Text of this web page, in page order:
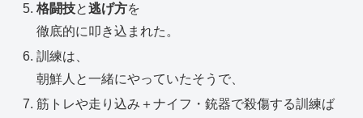
格闘技と逃げ方を
徹底的に叩き込まれた。
訓練は、
朝鮮人と一緒にやっていたそうで、
筋トレや走り込み＋ナイフ・銃器で殺傷する訓練ば